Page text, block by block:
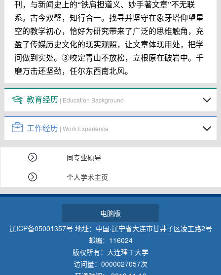
刊，与新闻史上的“铁肩担道义、妙手著文章”不无联
系。古今双璧，知行合一。找寻并坚守在象牙塔仰望星
空的教学初心，恰好为研究带来了广泛的思维触角，充
盈了传媒历史文化的现实观照，让文章体现用处，把学
问做到实处。 ③咬定青山不放松，立根原在破岩中。千
磨万击还坚劲，任尔东西南北风。
教育经历 | Education Background
工作经历 | Work Experience
同专业硕导
个人学术主页
电脑版
辽ICP备05001357号 地址：中国·辽宁省大连市甘井子区凌工路2号
邮编：116024
版权所有：大连理工大学
访问量： 0000027057次